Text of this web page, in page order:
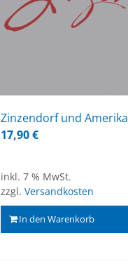
Zin­zen­dorf und Ame­ri­ka
17,90€
inkl. 7 % MwSt.
zzgl. Versandkosten
In den Warenkorb